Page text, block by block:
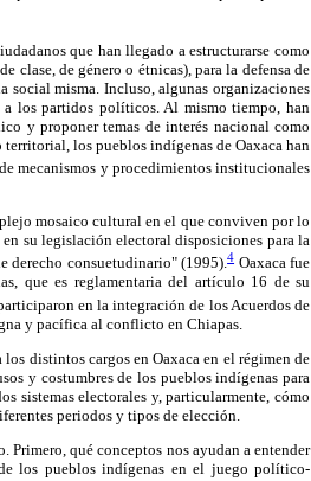
que han llegado a estructurarse como
clase, de género o étnicas), para la defensa de
social misma. Incluso, algunas organizaciones
los partidos políticos. Al mismo tiempo, han
y proponer temas de interés nacional como
territorial, los pueblos indígenas de Oaxaca han
mecanismos y procedimientos institucionales
mosaico cultural en el que conviven por lo
su legislación electoral disposiciones para la
derecho consuetudinario" (1995).4 Oaxaca fue
que es reglamentaria del artículo 16 de su
en la integración de los Acuerdos de
y pacífica al conflicto en Chiapas.
distintos cargos en Oaxaca en el régimen de
y costumbres de los pueblos indígenas para
sistemas electorales y, particularmente, cómo
periodos y tipos de elección.
Primero, qué conceptos nos ayudan a entender
los pueblos indígenas en el juego político-